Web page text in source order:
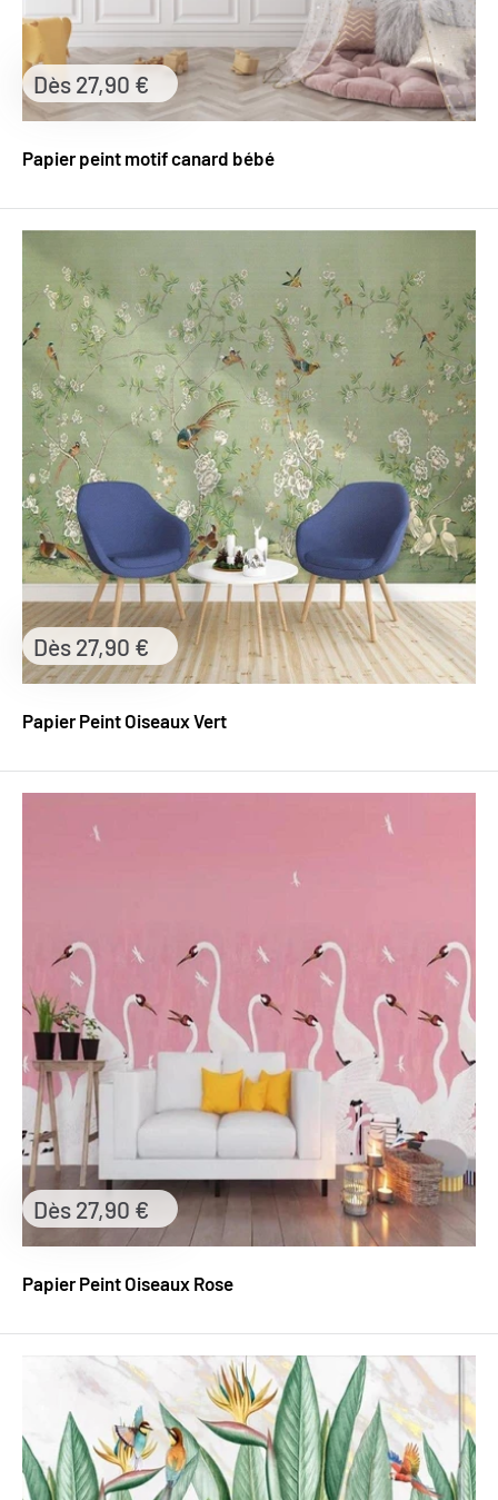
Papier peint motif canard bébé
Prix
réduit
Dès 27,90 €
Papier Peint Oiseaux Vert
Prix
réduit
Dès 27,90 €
Papier Peint Oiseaux Rose
Prix
réduit
Dès 27,90 €